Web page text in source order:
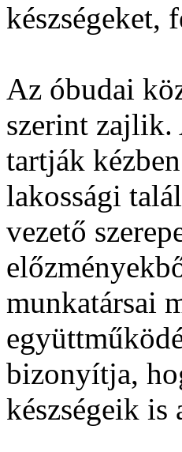
készségeket,
Az óbudai
szerint zajlik.
tartják
lakossági
vezető
munkatársai
bizonyítja,
készségeik is